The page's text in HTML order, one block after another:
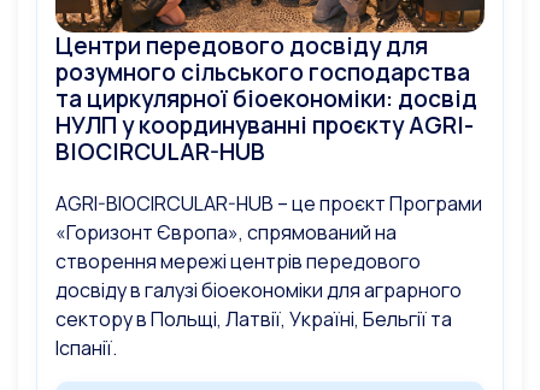
Центри передового досвіду для
розумного сільського господарства
та циркулярної біоекономіки: досвід
НУЛП у координуванні проєкту AGRI-
BIOCIRCULAR-HUB
AGRI-BIOCIRCULAR-HUB – це проєкт Програми
«Горизонт Європа», спрямований на
створення мережі центрів передового
досвіду в галузі біоекономіки для аграрного
сектору в Польщі, Латвії, Україні, Бельгії та
Іспанії.